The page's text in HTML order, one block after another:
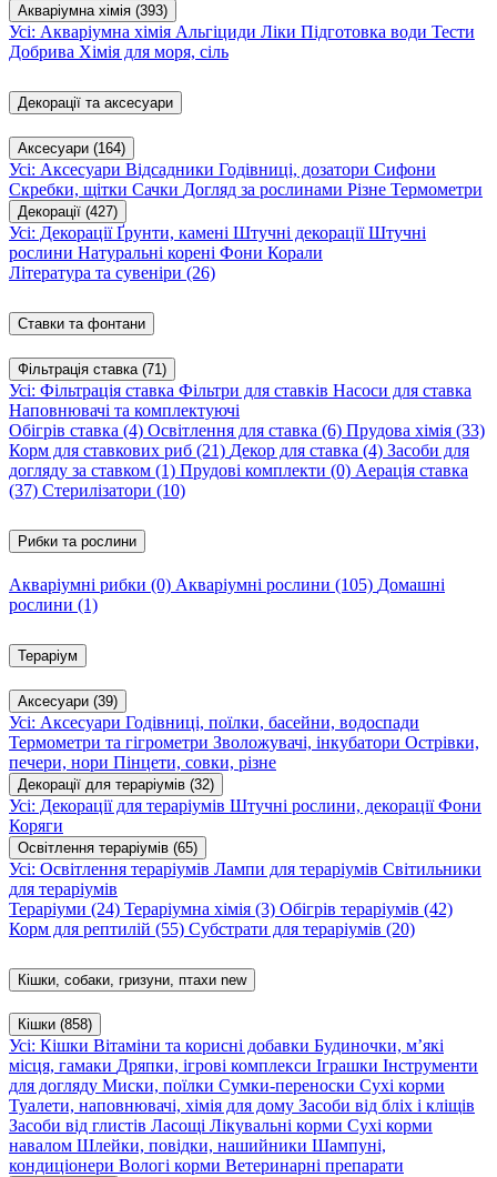
Акваріумна хімія (393)
Усі: Акваріумна хімія Альгіциди Ліки Підготовка води Тести
Добрива Хімія для моря, сіль
Декорації та аксесуари
Аксесуари (164)
Усі: Аксесуари Відсадники Годівниці, дозатори Сифони
Скребки, щітки Сачки Догляд за рослинами Різне Термометри
Декорації (427)
Усі: ДекораціїҐрунти, камені Штучні декораціїШтучні
рослини Натуральні корені Фони Корали
Література та сувеніри (26)
Ставки та фонтани
Фільтрація ставка (71)
Усі: Фільтрація ставка Фільтри для ставків Насоси для ставка
Наповнювачі та комплектуючі
Обігрів ставка (4) Освітлення для ставка (6) Прудова хімія (33)
Корм для ставкових риб (21) Декор для ставка (4) Засоби для
догляду за ставком (1) Прудові комплекти (0) Аерація ставка
(37) Стерилізатори (10)
Рибки та рослини
Акваріумні рибки (0) Акваріумні рослини (105) Домашні
рослини (1)
Тераріум
Аксесуари (39)
Усі: Аксесуари Годівниці, поїлки, басейни, водоспади
Термометри та гігрометри Зволожувачі, інкубатори Острівки,
печери, нори Пінцети, совки, різне
Декорації для тераріумів (32)
Усі: Декорації для тераріумів Штучні рослини, декораціїФони
Коряги
Освітлення тераріумів (65)
Усі: Освітлення тераріумів Лампи для тераріумів Світильники
для тераріумів
Тераріуми (24) Тераріумна хімія (3) Обігрів тераріумів (42)
Корм для рептилій (55) Субстрати для тераріумів (20)
Кішки, собаки, гризуни, птахи new
Кішки (858)
Усі: Кішки Вітаміни та корисні добавки Будиночки, м’які
місця, гамаки Дряпки, ігрові комплекси Іграшки Інструменти
для догляду Миски, поїлки Сумки-переноски Сухі корми
Туалети, наповнювачі, хімія для дому Засоби від бліх і кліщів
Засоби від глистів Ласощі Лікувальні корми Сухі корми
навалом Шлейки, повідки, нашийники Шампуні,
кондиціонери Вологі корми Ветеринарні препарати